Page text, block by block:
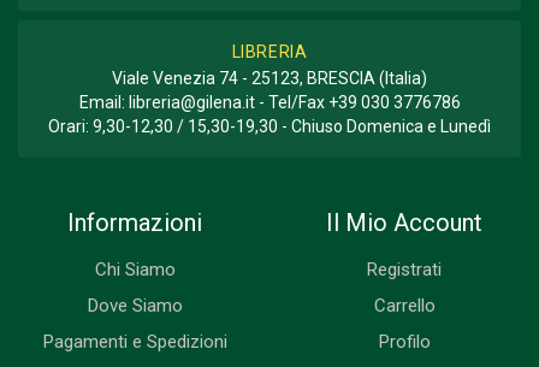
LIBRERIA
Viale Venezia 74 - 25123, BRESCIA (Italia)
Email: libreria@gilena.it- Tel/Fax +39 030 3776786
Orari: 9,30-12,30 / 15,30-19,30 - Chiuso Domenica e Lunedì
Informazioni
Chi Siamo
Dove Siamo
Pagamenti e Spedizioni
Il Mio Account
Registrati
Carrello
Profilo